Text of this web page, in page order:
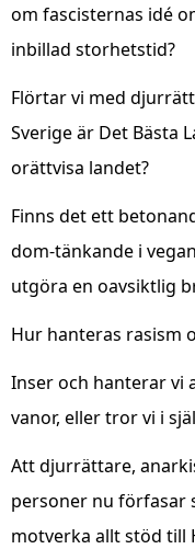
om fascisternas idé
inbillad storhetstid?
Flörtar vi med
Sverige är Det Bästa
orättvisa landet?
Finns det ett
dom-tänkande i
utgöra en oavsiktlig
Hur hanteras rasism
Inser och hanterar vi
vanor, eller tror vi i
Att djurrättare,
personer nu förfasar
motverka allt stöd till